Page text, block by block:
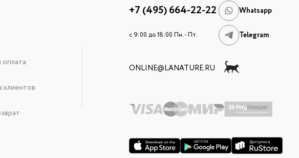
оплата
+7 (495) 664-22-22 Whatsapp
c 9:00 до 18:00 Пн. - Пт. Telegram
ONLINE@LANATURE.RU